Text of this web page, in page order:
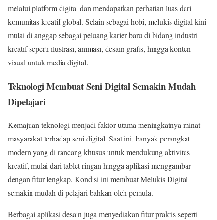
melalui platform digital dan mendapatkan perhatian luas dari
komunitas kreatif global. Selain sebagai hobi, melukis digital kini
mulai di anggap sebagai peluang karier baru di bidang industri
kreatif seperti ilustrasi, animasi, desain grafis, hingga konten
visual untuk media digital.
Teknologi Membuat Seni Digital Semakin Mudah
Dipelajari
Kemajuan teknologi menjadi faktor utama meningkatnya minat
masyarakat terhadap seni digital. Saat ini, banyak perangkat
modern yang di rancang khusus untuk mendukung aktivitas
kreatif, mulai dari tablet ringan hingga aplikasi menggambar
dengan fitur lengkap. Kondisi ini membuat Melukis Digital
semakin mudah di pelajari bahkan oleh pemula.
Berbagai aplikasi desain juga menyediakan fitur praktis seperti